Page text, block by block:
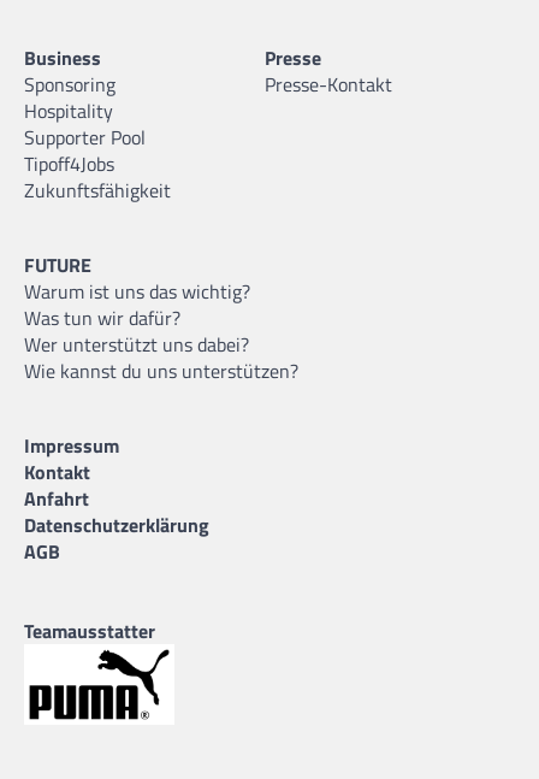
Business
Sponsoring
Hospitality
Supporter Pool
Tipoff4Jobs
Zukunftsfähigkeit
Presse
Presse-Kontakt
FUTURE
Warum ist uns das wichtig?
Was tun wir dafür?
Wer unterstützt uns dabei?
Wie kannst du uns unterstützen?
Impressum
Kontakt
Anfahrt
Datenschutzerklärung
AGB
Teamausstatter